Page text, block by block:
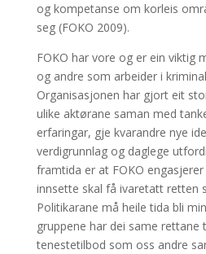
og kompetanse om korleis
seg (FOKO 2009).
FOKO har vore og er ein viktig
og andre som arbeider i
Organisasjonen har gjort eit
ulike aktørane saman med
erfaringar, gje kvarandre nye
verdigrunnlag og daglege
framtida er at FOKO
innsette skal få ivaretatt retten
Politikarane må heile tida bli
gruppene har dei same rettane
tenestetilbod som oss andre